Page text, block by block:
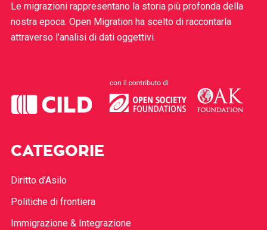
Le migrazioni rappresentano la storia più profonda della
nostra epoca. Open Migration ha scelto di raccontarla
attraverso l’analisi di dati oggettivi.
CATEGORIE
Diritto d’Asilo
Politiche di frontiera
Immigrazione & Integrazione